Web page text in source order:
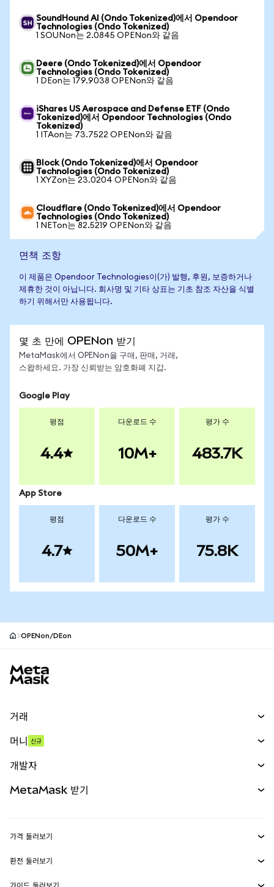
SoundHound AI (Ondo Tokenized)에서 Opendoor
Technologies (Ondo Tokenized)
1 SOUNon는 2.0845 OPENon와 같음
Deere (Ondo Tokenized)에서 Opendoor
Technologies (Ondo Tokenized)
1 DEon는 179.9038 OPENon와 같음
iShares US Aerospace and Defense ETF (Ondo
Tokenized)에서 Opendoor Technologies (Ondo
Tokenized)
1 ITAon는 73.7522 OPENon와 같음
Block (Ondo Tokenized)에서 Opendoor
Technologies (Ondo Tokenized)
1 XYZon는 23.0204 OPENon와 같음
Cloudflare (Ondo Tokenized)에서 Opendoor
Technologies (Ondo Tokenized)
1 NETon는 82.5219 OPENon와 같음
면책 조항
이 제품은 Opendoor Technologies이(가) 발행, 후원, 보증하거나
제휴한 것이 아닙니다. 회사명 및 기타 상표는 기초 참조 자산을 식별
하기 위해서만 사용됩니다.
몇 초 만에 OPENon 받기
MetaMask에서 OPENon을 구매, 판매, 거래,
스왑하세요. 가장 신뢰받는 암호화폐 지갑.
Google Play
평점
4.4
다운로드 수
10M+
평가 수
483.7K
App Store
평점
4.7
다운로드 수
50M+
평가 수
75.8K
OPENon/DEon
거래
무기한 선물
실물자산
머니 신규
개발자
MetaMask Connect
MetaMask 받기
가격 둘러보기
이더리움 가격
솔라나 가격
환전 둘러보기